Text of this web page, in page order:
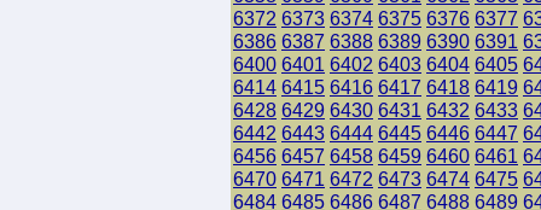
6372 6373 6374 6375 6376 6377
6386 6387 6388 6389 6390 6391
6400 6401 6402 6403 6404 6405
6414 6415 6416 6417 6418 6419
6428 6429 6430 6431 6432 6433
6442 6443 6444 6445 6446 6447
6456 6457 6458 6459 6460 6461
6470 6471 6472 6473 6474 6475
6484 6485 6486 6487 6488 6489